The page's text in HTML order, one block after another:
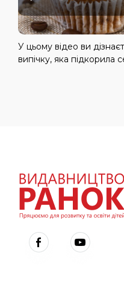
У цьому відео ви
випічку, яка підкорила